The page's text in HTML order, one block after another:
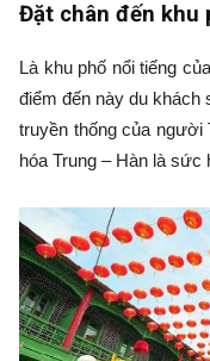
Đặt chân đến khu
Là khu phố nổi tiếng
điểm đến này du
truyền thống của người
hóa Trung – Hàn là sức